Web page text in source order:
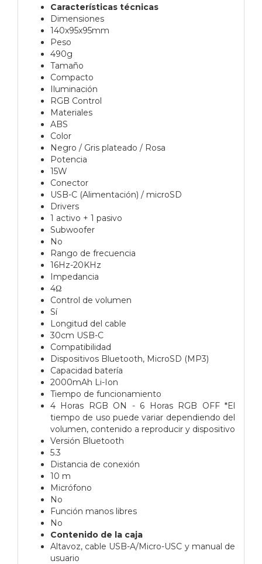
Características técnicas
Dimensiones
140x95x95mm
Peso
490g
Tamaño
Compacto
Iluminación
RGB Control
Materiales
ABS
Color
Negro / Gris plateado / Rosa
Potencia
15W
Conector
USB-C (Alimentación) / microSD
Drivers
1 activo + 1 pasivo
Subwoofer
No
Rango de frecuencia
16Hz-20KHz
Impedancia
4Ω
Control de volumen
Sí
Longitud del cable
30cm USB-C
Compatibilidad
Dispositivos Bluetooth, MicroSD (MP3)
Capacidad batería
2000mAh Li-Ion
Tiempo de funcionamiento
4 Horas RGB ON - 6 Horas RGB OFF *El
tiempo de uso puede variar dependiendo del
volumen, contenido a reproducir y dispositivo
Versión Bluetooth
5.3
Distancia de conexión
10 m
Micrófono
No
Función manos libres
No
Contenido de la caja
Altavoz, cable USB-A/Micro-USC y manual de
usuario